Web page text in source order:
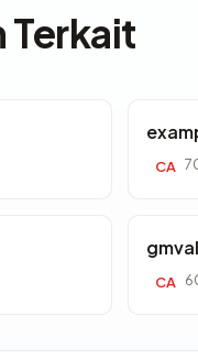
Terkait
CA
CA